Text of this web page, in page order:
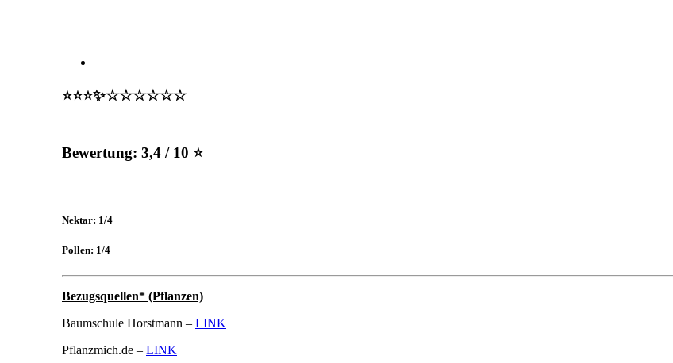
⭐️⭐️⭐️✨☆☆☆☆☆☆
Bewertung: 3,4 / 10 ⭐
Nektar: 1/4
Pollen: 1/4
Bezugsquellen* (Pflanzen)
Baumschule Horstmann – LINK
Pflanzmich.de – LINK